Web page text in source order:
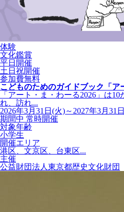
体験
文化鑑賞
平日開催
土日祝開催
参加費無料
こどものためのガイドブック「ア
「アート・ま・わーる2026」は
れ、訪れ...
2026年3月31日(火)～2027年3月31
期間中 常時開催
対象年齢
小学生
開催エリア
港区、文京区、台東区...
主催
公益財団法人東京都歴史文化財団